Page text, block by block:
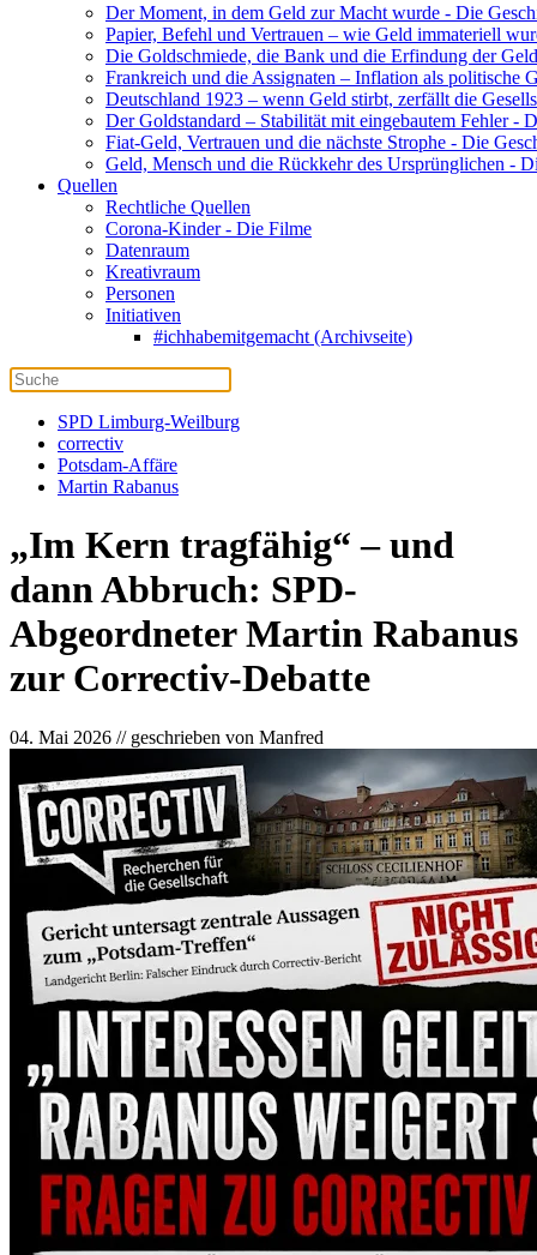
Der Moment, in dem Geld zur Macht wurde - Die
Papier, Befehl und Vertrauen – wie Geld immateriell
Die Goldschmiede, die Bank und die Erfindung der
Frankreich und die Assignaten – Inflation als politische
Deutschland 1923 – wenn Geld stirbt, zerfällt die
Der Goldstandard – Stabilität mit eingebautem Fehler -
Fiat-Geld, Vertrauen und die nächste Strophe - Die
Geld, Mensch und die Rückkehr des Ursprünglichen -
Quellen
Rechtliche Quellen
Corona-Kinder - Die Filme
Datenraum
Kreativraum
Personen
Initiativen
#ichhabemitgemacht (Archivseite)
SPD Limburg-Weilburg
correctiv
Potsdam-Affäre
Martin Rabanus
„Im Kern tragfähig“ – und
dann Abbruch: SPD-
Abgeordneter Martin Rabanus
zur Correctiv-Debatte
04. Mai 2026 // geschrieben von Manfred